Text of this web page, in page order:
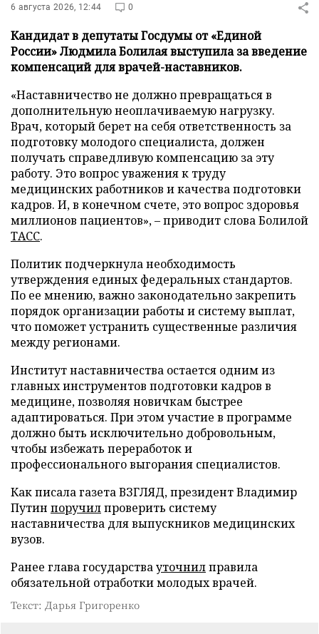
6 августа 2026, 12:44 0
Кандидат в депутаты Госдумы от «Единой
России» Людмила Болилая выступила за введение
компенсаций для врачей-наставников.
«Наставничество не должно превращаться в
дополнительную неоплачиваемую нагрузку.
Врач, который берет на себя ответственность за
подготовку молодого специалиста, должен
получать справедливую компенсацию за эту
работу. Это вопрос уважения к труду
медицинских работников и качества подготовки
кадров. И, в конечном счете, это вопрос здоровья
миллионов пациентов», – приводит слова Болилой
ТАСС.
Политик подчеркнула необходимость
утверждения единых федеральных стандартов.
По ее мнению, важно законодательно закрепить
порядок организации работы и систему выплат,
что поможет устранить существенные различия
между регионами.
Институт наставничества остается одним из
главных инструментов подготовки кадров в
медицине, позволяя новичкам быстрее
адаптироваться. При этом участие в программе
должно быть исключительно добровольным,
чтобы избежать переработок и
профессионального выгорания специалистов.
Как писала газета ВЗГЛЯД, президент Владимир
Путин поручилпроверить систему
наставничества для выпускников медицинских
вузов.
Ранее глава государствауточнилправила
обязательной отработки молодых врачей.
Текст: Дарья Григоренко